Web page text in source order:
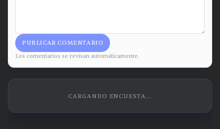
PUBLICAR COMENTARIO
Los comentarios se revisan automáticamente.
CARGANDO ENCUESTA...